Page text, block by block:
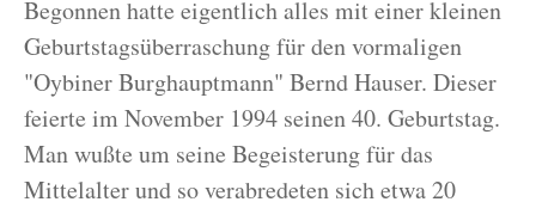
Begonnen hatte eigentlich alles mit einer kleinen
Geburtstagsüberraschung für den vormaligen
"Oybiner Burghauptmann" Bernd Hauser. Dieser
feierte im November 1994 seinen 40. Geburtstag.
Man wußte um seine Begeisterung für das
Mittelalter und so verabredeten sich etwa 20